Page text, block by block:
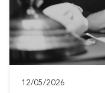
12/05/2026